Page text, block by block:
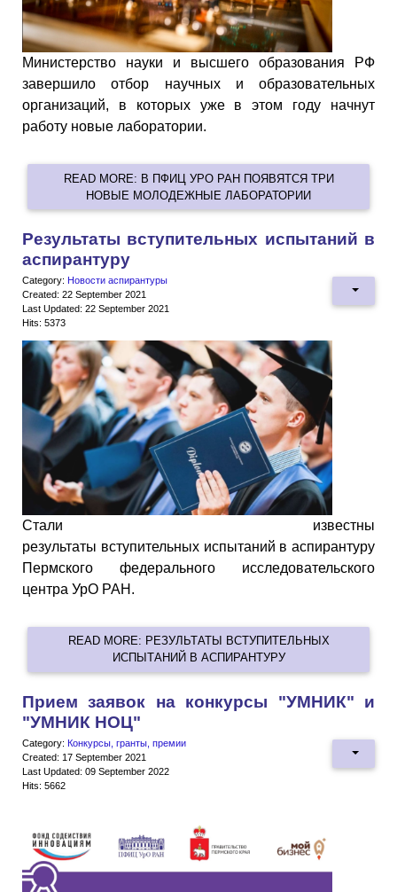
Министерство науки и высшего образования РФ
завершило отбор научных и образовательных
организаций, в которых уже в этом году начнут
работу новые лаборатории.
READ MORE: В ПФИЦ УРО РАН ПОЯВЯТСЯ ТРИ
НОВЫЕ МОЛОДЕЖНЫЕ ЛАБОРАТОРИИ
Результаты вступительных испытаний в
аспирантуру
Category: Новости аспирантуры
Created: 22 September 2021
Last Updated: 22 September 2021
Hits: 5373
Стали известны
результаты вступительных испытаний в аспирантуру
Пермского федерального исследовательского
центра УрО РАН.
READ MORE: РЕЗУЛЬТАТЫ ВСТУПИТЕЛЬНЫХ
ИСПЫТАНИЙ В АСПИРАНТУРУ
Прием заявок на конкурсы "УМНИК" и
"УМНИК НОЦ"
Category: Конкурсы, гранты, премии
Created: 17 September 2021
Last Updated: 09 September 2022
Hits: 5662